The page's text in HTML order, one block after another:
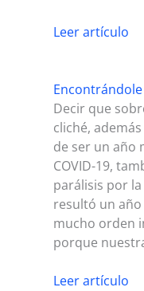
Leer artículo
Decir que
cliché,
de ser un año
COVID-19,
parálisis por
resultó un
mucho orden
porque
Leer artículo